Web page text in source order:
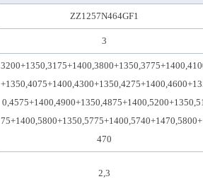
ZZ1257N464GF1
3
470
2,3